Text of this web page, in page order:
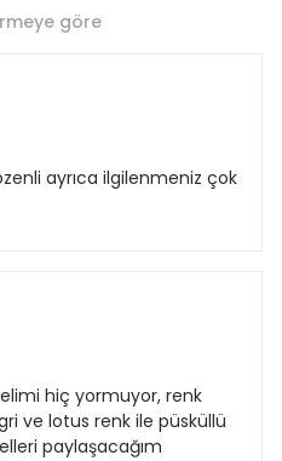
göre
ayrıca ilgilenmeniz çok
hiç yormuyor, renk
ve lotus renk ile püsküllü
paylaşacağım